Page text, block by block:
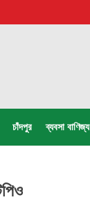
চাঁদপুর ব্যবসা বাণিজ্য